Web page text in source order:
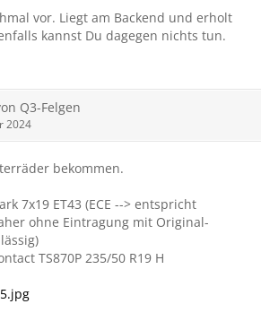
vor. Liegt am Backend und erholt
kannst Du dagegen nichts tun.
Q3-Felgen
2024
bekommen.
7x19 ET43 (ECE --> entspricht
ohne Eintragung mit Original-
TS870P 235/50 R19 H